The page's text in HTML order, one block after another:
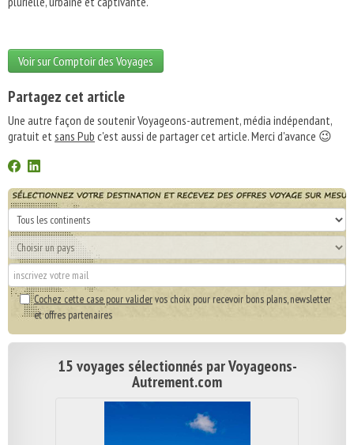
Voir sur Comptoir des Voyages
Partagez cet article
Une autre façon de soutenir Voyageons-autrement, média indépendant,
gratuit etsans Pub c'est aussi de partager cet article. Merci d'avance 😉
Cochez cette case pour validervos choix pour recevoir bons plans, newsletter
et offres partenaires
15 voyages sélectionnés par Voyageons-
Autrement.com